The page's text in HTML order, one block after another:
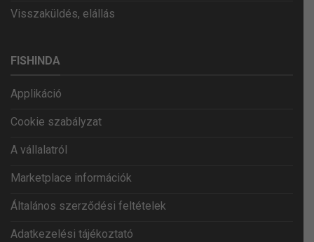
Visszaküldés, elállás
FISHINDA
Applikáció
Cookie szabályzat
A vállalatról
Marketplace információk
Általános szerződési feltételek
Adatkezelési tájékoztató